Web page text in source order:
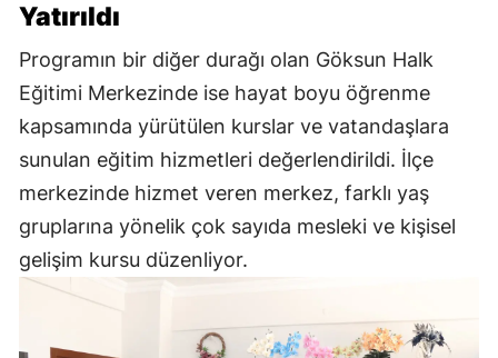
Yatırıldı
Programın bir diğer durağı olan Göksun Halk
Eğitimi Merkezinde ise hayat boyu öğrenme
kapsamında yürütülen kurslar ve vatandaşlara
sunulan eğitim hizmetleri değerlendirildi. İlçe
merkezinde hizmet veren merkez, farklı yaş
gruplarına yönelik çok sayıda mesleki ve kişisel
gelişim kursu düzenliyor.